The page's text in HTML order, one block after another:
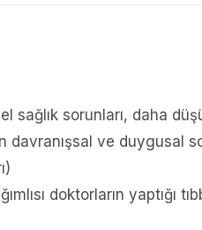
sorunları, daha
ve duygusal
doktorların yaptığı